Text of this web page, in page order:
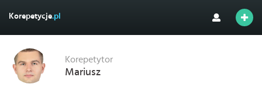
Korepetycje.pl
Korepetytor
Mariusz